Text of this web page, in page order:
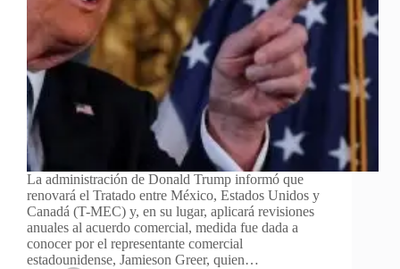
La administración de Donald Trump informó que
renovará el Tratado entre México, Estados Unidos y
Canadá (T-MEC) y, en su lugar, aplicará revisiones
anuales al acuerdo comercial, medida fue dada a
conocer por el representante comercial
estadounidense, Jamieson Greer, quien…